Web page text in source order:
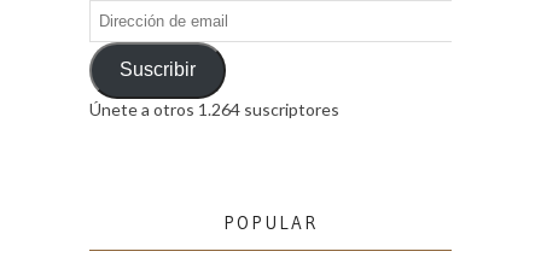
Dirección
de
emailSuscribir
Únete a otros 1.264 suscriptores
POPULAR